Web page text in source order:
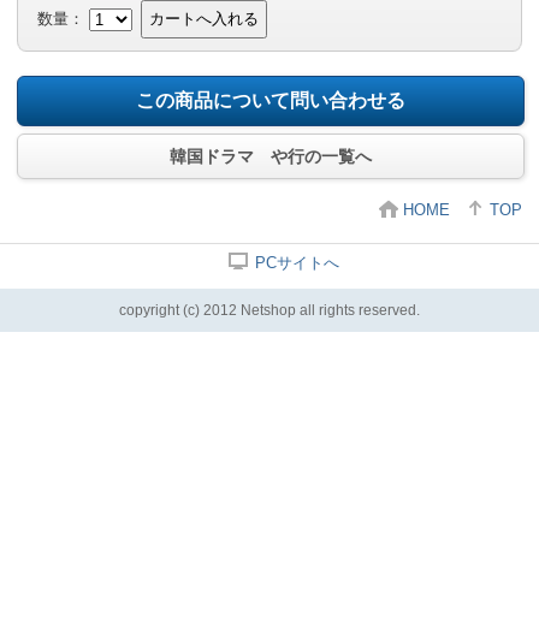
数量：
カートへ入れる
この商品について問い合わせる
韓国ドラマ や行の一覧へ
HOME TOP
PCサイトへ
copyright (c) 2012 Netshop all rights reserved.